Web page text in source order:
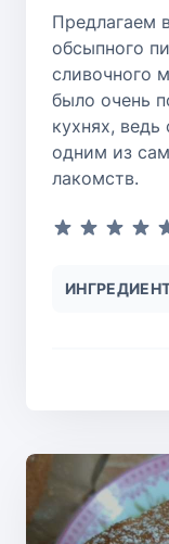
Предлагаем
обсыпного
сливочного
было очень
кухнях,
одним из
лакомств.